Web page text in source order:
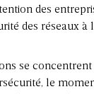
des
des réseaux à
se
le